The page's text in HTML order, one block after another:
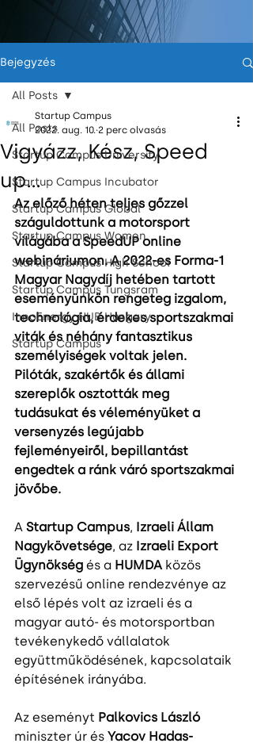
Bejegyzés
All Posts
Startup Campus University
Startup Campus Incubator
Startup Campus Global
Startup Campus Women
Startup Campus High School
Startup Campus Tungsram
InnoEnergy HUB Hungary
Startup Campus
All Posts
Vigyázz, Kész, Speed
up…
Startup Campus
2022. aug. 10. 2 perc olvasás
Az előző héten teljes gőzzel
száguldottunk a motorsport
világába a SpeedUP online
webináriumon. A 2022-es Forma-1
Magyar Nagydíj hetében tartott
eseményünkön rengeteg izgalom,
technológia, érdekes sportszakmai
viták és néhány fantasztikus
személyiségek voltak jelen.
Pilóták, szakértők és állami
szereplők osztották meg
tudásukat és véleményüket a
versenyzés legújabb
fejleményeiről, bepillantást
engedtek a ránk váró sportszakmai
jövőbe.
A Startup Campus, Izraeli Állam
Nagykövetsége, az Izraeli Export
Ügynökség és a HUMDA közös
szervezésű online rendezvénye az
első lépés volt az izraeli és a
magyar autó- és motorsportban
tevékenykedő vállalatok
együttműködésének, kapcsolataik
építésének irányába.
Az eseményt Palkovics László
miniszter úr és Yacov Hadas-